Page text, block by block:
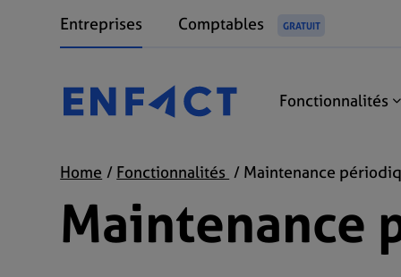
Entreprises Comptables GRATUIT
Fonctionnalités
Home Fonctionnalités Maintenance
Maintenance